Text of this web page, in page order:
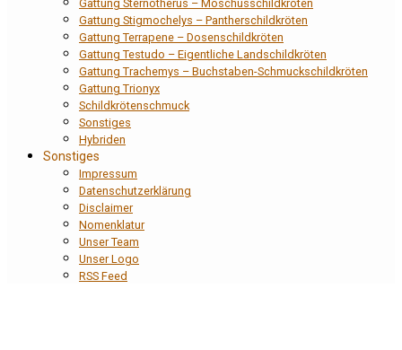
Gattung Sternotherus – Moschusschildkröten
Gattung Stigmochelys – Pantherschildkröten
Gattung Terrapene – Dosenschildkröten
Gattung Testudo – Eigentliche Landschildkröten
Gattung Trachemys – Buchstaben-Schmuckschildkröten
Gattung Trionyx
Schildkrötenschmuck
Sonstiges
Hybriden
Sonstiges
Impressum
Datenschutzerklärung
Disclaimer
Nomenklatur
Unser Team
Unser Logo
RSS Feed